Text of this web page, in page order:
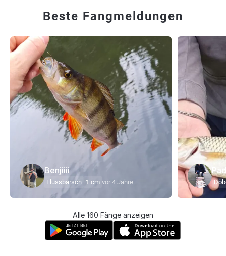
Beste Fangmeldungen
Benjiiii
Flussbarsch 1 cm vor 4 Jahre
Alle 160 Fänge anzeigen